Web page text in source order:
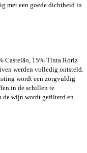
met een goede dichtheid in
Castelão, 15% Tinta Roriz
werden volledig ontsteld.
wordt een zorgvuldig
in de schillen te
de wijn wordt gefilterd en